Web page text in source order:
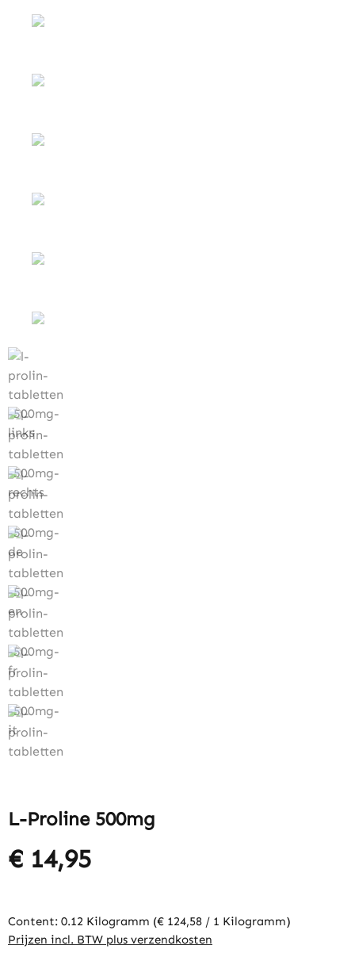
L-Proline 500mg
€ 14,95
Content: 0.12 Kilogramm (€ 124,58 / 1 Kilogramm)
Prijzen incl. BTW plus verzendkosten